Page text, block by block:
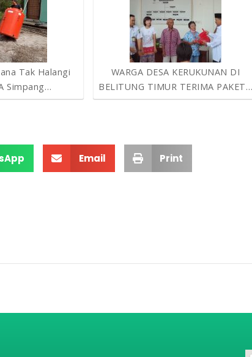
Tak Halangi
Simpang…
WARGA DESA KERUKUNAN DI
BELITUNG TIMUR TERIMA
Email Print